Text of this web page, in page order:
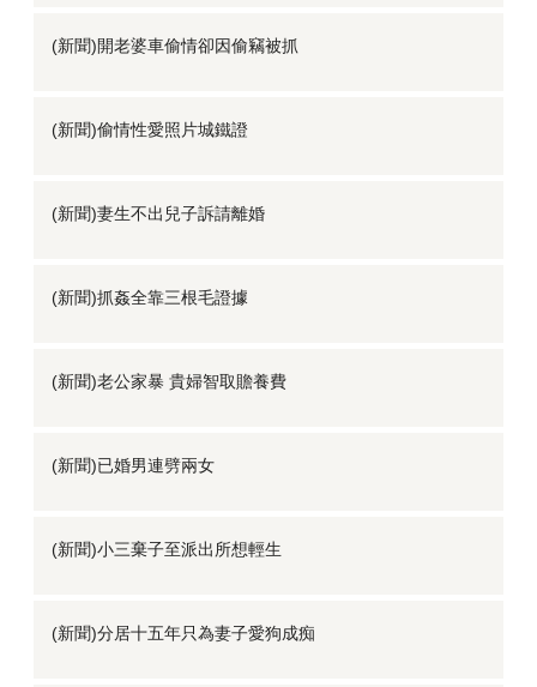
(新聞)開老婆車偷情卻因偷竊被抓
(新聞)偷情性愛照片城鐵證
(新聞)妻生不出兒子訴請離婚
(新聞)抓姦全靠三根毛證據
(新聞)老公家暴 貴婦智取贍養費
(新聞)已婚男連劈兩女
(新聞)小三棄子至派出所想輕生
(新聞)分居十五年只為妻子愛狗成痴